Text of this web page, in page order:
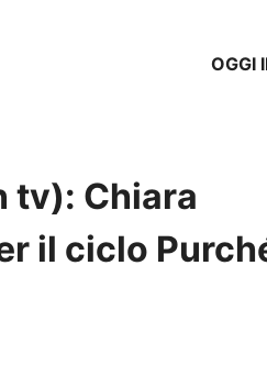
OGGI
tv): Chiara
il ciclo